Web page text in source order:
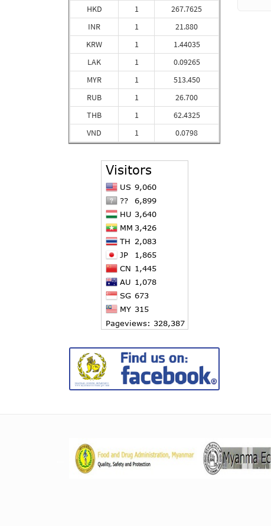
HKD
INR
KRW
LAK
MYR
RUB
THB
VND
1
1
1
1
1
1
1
1
267.7625
21.880
1.44035
0.09265
513.450
26.700
62.4325
0.0798